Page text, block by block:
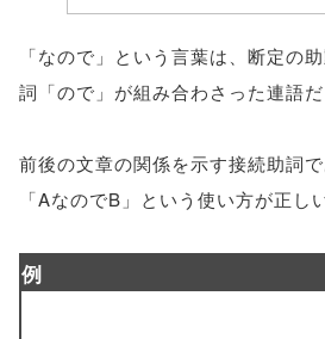
「なので」という言葉は、断定の
詞「ので」が組み合わさった連語だ
前後の文章の関係を示す接続助詞で
「AなのでB」という使い方が正し
例